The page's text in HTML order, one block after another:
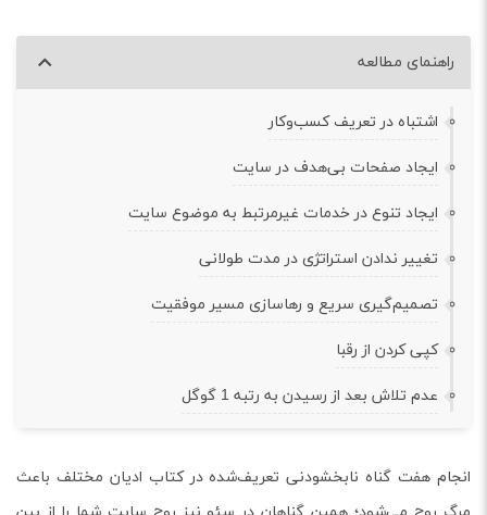
راهنمای مطالعه
اشتباه در تعریف کسب‌و‌کار
ایجاد صفحات بی‌هدف در سایت
ایجاد تنوع در خدمات غیرمرتبط به موضوع سایت
تغییر ندادن استراتژی در مدت طولانی
تصمیم‌گیری سریع و رهاسازی مسیر موفقیت
کپی کردن از رقبا
عدم تلاش بعد از رسیدن به رتبه 1 گوگل
انجام هفت گناه نابخشودنی تعریف‌شده در کتاب ادیان مختلف باعث